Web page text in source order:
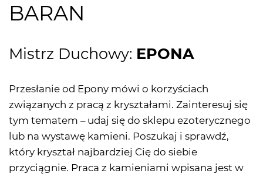
BARAN
Mistrz Duchowy: EPONA
Przesłanie od Epony mówi o korzyściach
związanych z pracą z kryształami. Zainteresuj się
tym tematem – udaj się do sklepu ezoterycznego
lub na wystawę kamieni. Poszukaj i sprawdź,
który kryształ najbardziej Cię do siebie
przyciągnie. Praca z kamieniami wpisana jest w